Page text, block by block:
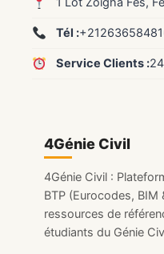
4Génie Civil
4Génie Civil :
BTP (Eurocodes, BIM
ressources de
étudiants du Génie
Tél :
Service Clients :